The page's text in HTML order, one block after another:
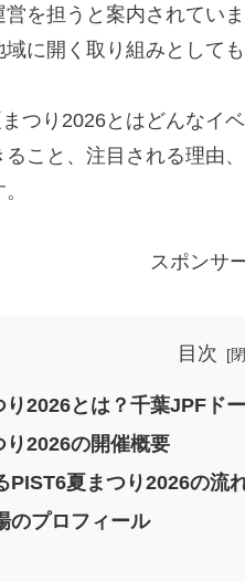
を担うと案内されてい
に開く取り組みとして
つり2026とはどんなイ
こと、注目される理由
スポンサ
目次
り2026とは？千葉JPFド
り2026の開催概要
PIST6夏まつり2026の流
のプロフィール